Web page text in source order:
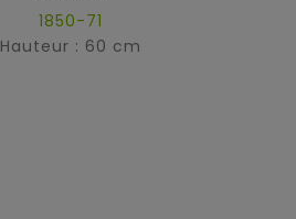
1850-71
Hauteur : 60 cm